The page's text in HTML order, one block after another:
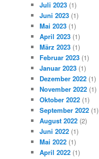
Juli 2023 (1)
Juni 2023 (1)
Mai 2023 (1)
April 2023 (1)
März 2023 (1)
Februar 2023 (1)
Januar 2023 (1)
Dezember 2022 (1)
November 2022 (1)
Oktober 2022 (1)
September 2022 (1)
August 2022 (2)
Juni 2022 (1)
Mai 2022 (1)
April 2022 (1)